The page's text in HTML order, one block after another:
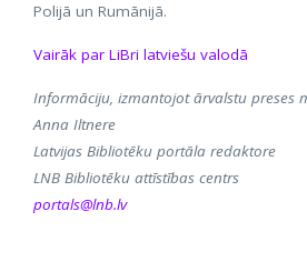
Polijā un Rumānijā.
Vairāk par LiBri latviešu valodā
Informāciju, izmantojot ārvalstu preses
Anna Iltnere
Latvijas Bibliotēku portāla redaktore
LNB Bibliotēku attīstības centrs
portals@lnb.lv